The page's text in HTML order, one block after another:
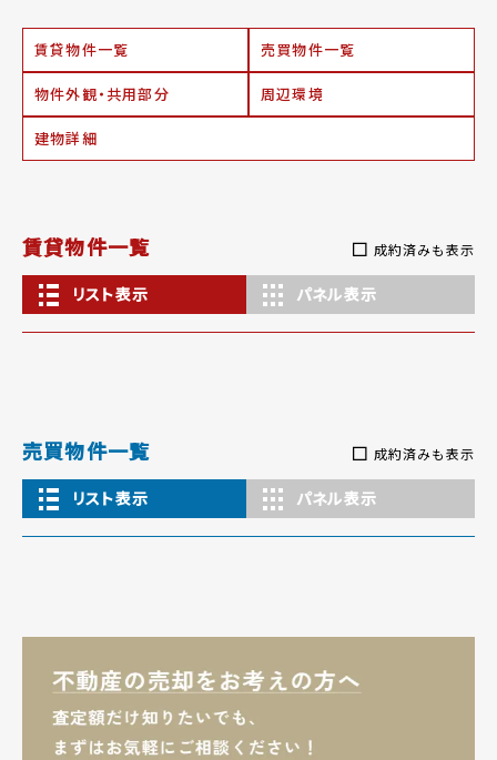
賃貸物件一覧 売買物件一覧
物件外観・共用部分 周辺環境
建物詳細
賃貸物件一覧 成約済みも表示
リスト表示 パネル表示
売買物件一覧 成約済みも表示
リスト表示 パネル表示